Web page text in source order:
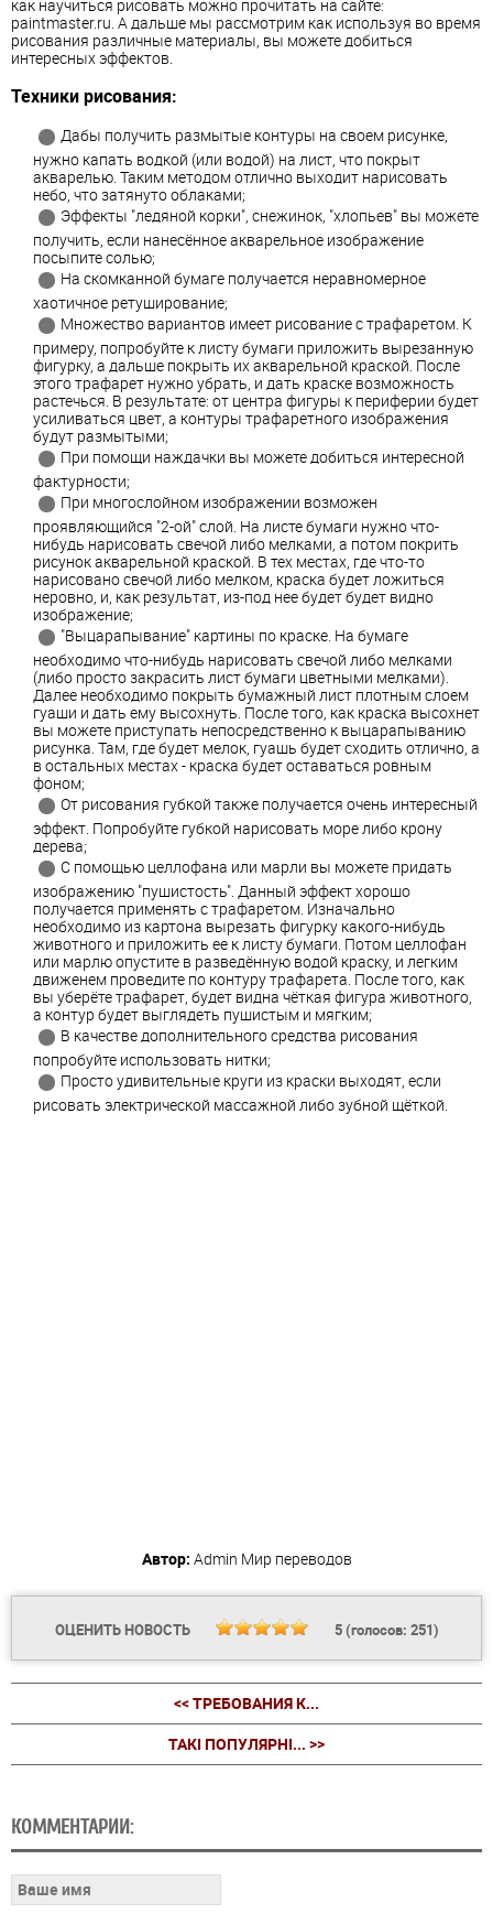
как научиться рисовать можно прочитать на сайте:
paintmaster.ru. А дальше мы рассмотрим как используя во время
рисования различные материалы, вы можете добиться
интересных эффектов.
Техники рисования:
Дабы получить размытые контуры на своем рисунке,
нужно капать водкой (или водой) на лист, что покрыт
акварелью. Таким методом отлично выходит нарисовать
небо, что затянуто облаками;
Эффекты "ледяной корки", снежинок, "хлопьев" вы можете
получить, если нанесённое акварельное изображение
посыпите солью;
На скомканной бумаге получается неравномерное
хаотичное ретуширование;
Множество вариантов имеет рисование с трафаретом. К
примеру, попробуйте к листу бумаги приложить вырезанную
фигурку, а дальше покрыть их акварельной краской. После
этого трафарет нужно убрать, и дать краске возможность
растечься. В результате: от центра фигуры к периферии будет
усиливаться цвет, а контуры трафаретного изображения
будут размытыми;
При помощи наждачки вы можете добиться интересной
фактурности;
При многослойном изображении возможен
проявляющийся "2-ой" слой. На листе бумаги нужно что-
нибудь нарисовать свечой либо мелками, а потом покрить
рисунок акварельной краской. В тех местах, где что-то
нарисовано свечой либо мелком, краска будет ложиться
неровно, и, как результат, из-под нее будет будет видно
изображение;
"Выцарапывание" картины по краске. На бумаге
необходимо что-нибудь нарисовать свечой либо мелками
(либо просто закрасить лист бумаги цветными мелками).
Далее необходимо покрыть бумажный лист плотным слоем
гуаши и дать ему высохнуть. После того, как краска высохнет
вы можете приступать непосредственно к выцарапыванию
рисунка. Там, где будет мелок, гуашь будет сходить отлично, а
в остальных местах - краска будет оставаться ровным
фоном;
От рисования губкой также получается очень интересный
эффект. Попробуйте губкой нарисовать море либо крону
дерева;
С помощью целлофана или марли вы можете придать
изображению "пушистость". Данный эффект хорошо
получается применять с трафаретом. Изначально
необходимо из картона вырезать фигурку какого-нибудь
животного и приложить ее к листу бумаги. Потом целлофан
или марлю опустите в разведённую водой краску, и легким
движенем проведите по контуру трафарета. После того, как
вы уберёте трафарет, будет видна чёткая фигура животного,
а контур будет выглядеть пушистым и мягким;
В качестве дополнительного средства рисования
попробуйте использовать нитки;
Просто удивительные круги из краски выходят, если
рисовать электрической массажной либо зубной щёткой.
Автор: Admin Мир переводов
ОЦЕНИТЬ НОВОСТЬ 5(голосов: 251)
<< ТРЕБОВАНИЯ К...
ТАКІ ПОПУЛЯРНІ... >>
КОММЕНТАРИИ: